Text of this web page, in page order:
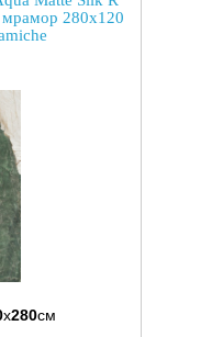
мрамор 280x120
x280см